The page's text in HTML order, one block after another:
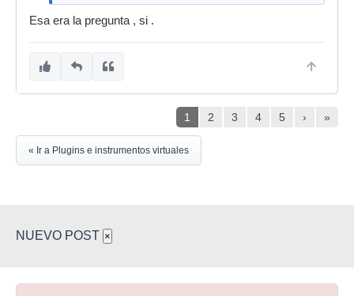
Esa era la pregunta , si .
1 2 3 4 5 › »
« Ir a Plugins e instrumentos virtuales
NUEVO POST ×